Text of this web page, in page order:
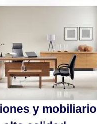
y